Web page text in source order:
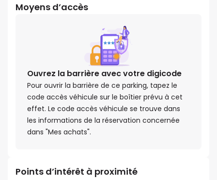
Moyens d’accès
Ouvrez la barrière avec votre digicode
Pour ouvrir la barrière de ce parking, tapez le
code accès véhicule sur le boîtier prévu à cet
effet. Le code accès véhicule se trouve dans
les informations de la réservation concernée
dans "Mes achats".
Points d’intérêt à proximité